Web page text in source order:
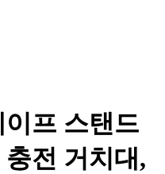
프 스탠드
전 거치대,